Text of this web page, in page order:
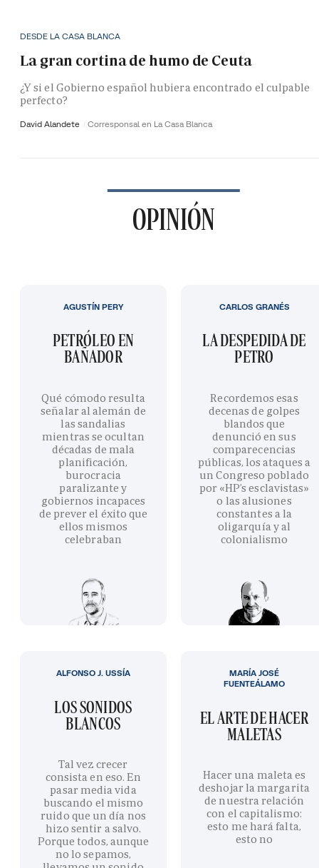
DESDE LA CASA BLANCA
La gran cortina de humo de Ceuta
¿Y si el Gobierno español hubiera encontrado el culpable
perfecto?
David Alandete Corresponsal en La Casa Blanca
OPINIÓN
PETRÓLEO EN
BAÑADOR
Qué cómodo resulta
señalar al alemán de
las sandalias
mientras se ocultan
décadas de mala
planificación,
burocracia
paralizante y
gobiernos incapaces
de prever el éxito que
ellos mismos
celebraban
AGUSTÍN PERY
LA DESPEDIDA DE
PETRO
Recordemos esas
decenas de golpes
blandos que
denunció en sus
comparecencias
públicas, los ataques a
un Congreso poblado
por «HP’s esclavistas»
o las alusiones
constantes a la
oligarquía y al
colonialismo
CARLOS GRANÉS
LOS SONIDOS
BLANCOS
Tal vez crecer
consista en eso. En
pasar media vida
buscando el mismo
ruido que un día nos
hizo sentir a salvo.
Porque todos, aunque
no lo sepamos,
ALFONSO J. USSÍA
EL ARTE DE HACER
MALETAS
Hacer una maleta es
deshojar la margarita
de nuestra relación
con el capitalismo:
esto me hará falta,
esto no
MARÍA JOSÉ
FUENTEÁLAMO